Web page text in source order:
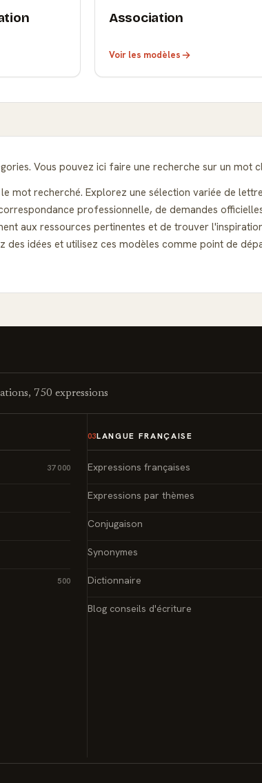
Association
Voir les modèles
Vous pouvez ici faire une recherche sur un mot
mot recherché. Explorez une sélection variée de
professionnelle, de demandes
aux ressources pertinentes et de trouver
idées et utilisez ces modèles comme point de
750 expressions
37 000
500
03LANGUE FRANÇAISE
Expressions françaises
Expressions par thèmes
Conjugaison
Synonymes
Dictionnaire
Blog conseils d'écriture